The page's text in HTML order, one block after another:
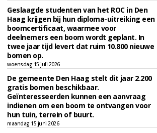
Geslaagde studenten van het ROC in Den
Haag krijgen bij hun diploma-uitreiking een
boomcertificaat, waarmee voor
deelnemers een boom wordt geplant. In
twee jaar tijd levert dat ruim 10.800 nieuwe
bomen op.
woensdag 15 juli 2026
De gemeente Den Haag stelt dit jaar 2.200
gratis bomen beschikbaar.
Geïnteresseerden kunnen een aanvraag
indienen om een boom te ontvangen voor
hun tuin, terrein of buurt.
maandag 15 juni 2026